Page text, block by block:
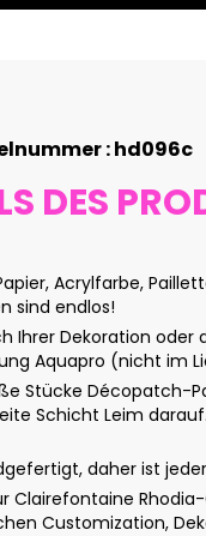
: hd096c
DES
Acrylfarbe,
sind endlos!
Ihrer Dekoration
Aquapro (nicht im
Stücke
Schicht Leim
daher ist
Clairefontaine
Customization,